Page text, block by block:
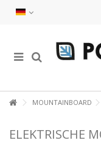
MOUNTAINBOARD
ELEKTRISCHE